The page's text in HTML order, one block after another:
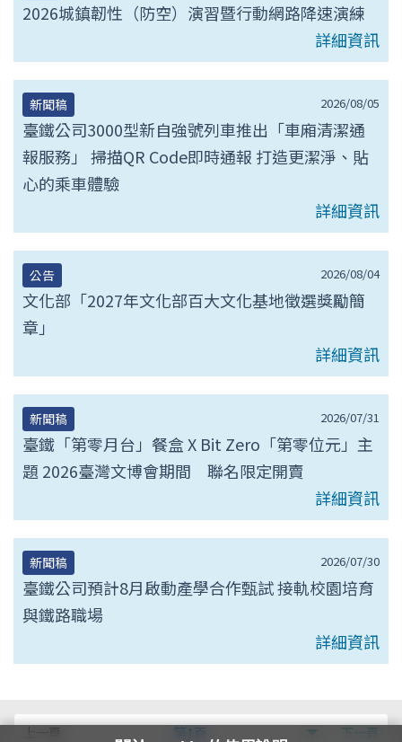
2026城鎮韌性（防空）演習暨行動網路降速演練
詳細資訊
2026/08/05
新聞稿
臺鐵公司3000型新自強號列車推出「車廂清潔通
報服務」 掃描QR Code即時通報 打造更潔淨、貼
心的乘車體驗
詳細資訊
2026/08/04
公告
文化部「2027年文化部百大文化基地徵選獎勵簡
章」
詳細資訊
2026/07/31
新聞稿
臺鐵「第零月台」餐盒 X Bit Zero「第零位元」主
題 2026臺灣文博會期間 聯名限定開賣
詳細資訊
2026/07/30
新聞稿
臺鐵公司預計8月啟動產學合作甄試 接軌校園培育
與鐵路職場
詳細資訊
上一頁 第
第1頁
下一頁